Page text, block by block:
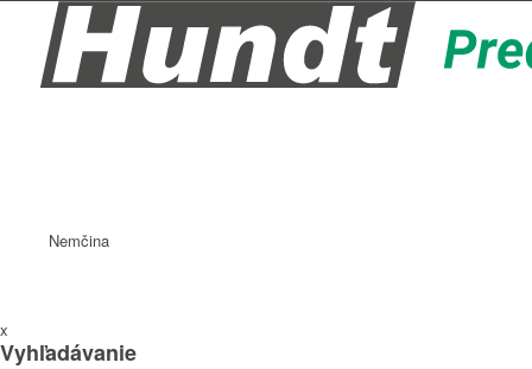
Nemčina
x
Vyhľadávanie